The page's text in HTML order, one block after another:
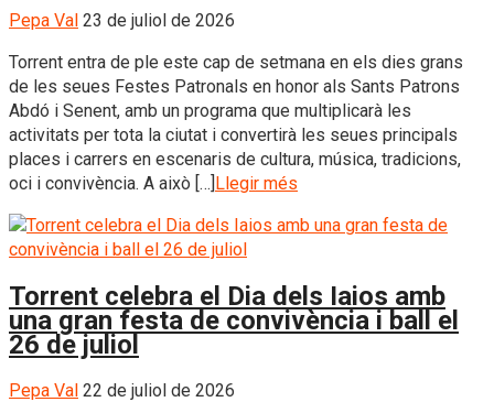
Pepa Val 23 de juliol de 2026
Torrent entra de ple este cap de setmana en els dies grans
de les seues Festes Patronals en honor als Sants Patrons
Abdó i Senent, amb un programa que multiplicarà les
activitats per tota la ciutat i convertirà les seues principals
places i carrers en escenaris de cultura, música, tradicions,
oci i convivència. A això […]Llegir més
Torrent celebra el Dia dels Iaios amb
una gran festa de convivència i ball el
26 de juliol
Pepa Val 22 de juliol de 2026